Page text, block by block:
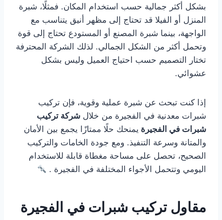
بشكل أكثر جمالية حسب استخدام المكان. فمثلًا، شبرة
المنزل أو الفيلا قد تحتاج إلى مظهر أنيق يتناسب مع
الواجهة، بينما شبرة المصنع أو المستودع تحتاج إلى قوة
وتحمل أكثر من الشكل الجمالي. لذلك الشركة المحترفة
تختار التصميم حسب احتياج العميل وليس بشكل
عشوائي.
إذا كنت تبحث عن شبرة عملية وقوية، فإن تركيب
شبرات معدنية في الفجيرة من خلال شركة تركيب
شبرات في الفجيرة يمنحك حلًا ممتازًا يجمع بين الأمان
والمتانة وسرعة التنفيذ. ومع جودة الخامات والتركيب
الصحيح، تحصل على مساحة مغطاة قابلة للاستخدام
اليومي وتتحمل الأجواء المختلفة في الفجيرة .
مقاول تركيب شبرات في الفجيرة